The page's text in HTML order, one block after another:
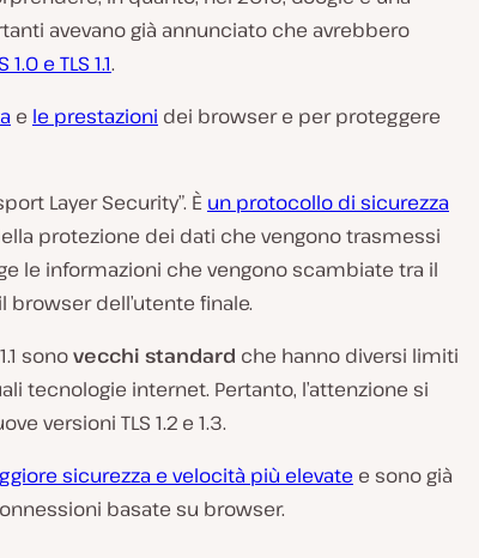
avevano già annunciato che avrebbero
e TLS 1.1.
e le prestazioni dei browser e per proteggere
Layer Security”. È un protocollo di sicurezza
protezione dei dati che vengono trasmessi
le informazioni che vengono scambiate tra il
dell’utente finale.
sonovecchi standard che hanno diversi limiti
tecnologie internet. Pertanto, l’attenzione si
versioni TLS 1.2 e 1.3.
sicurezza e velocità più elevate e sono già
basate su browser.